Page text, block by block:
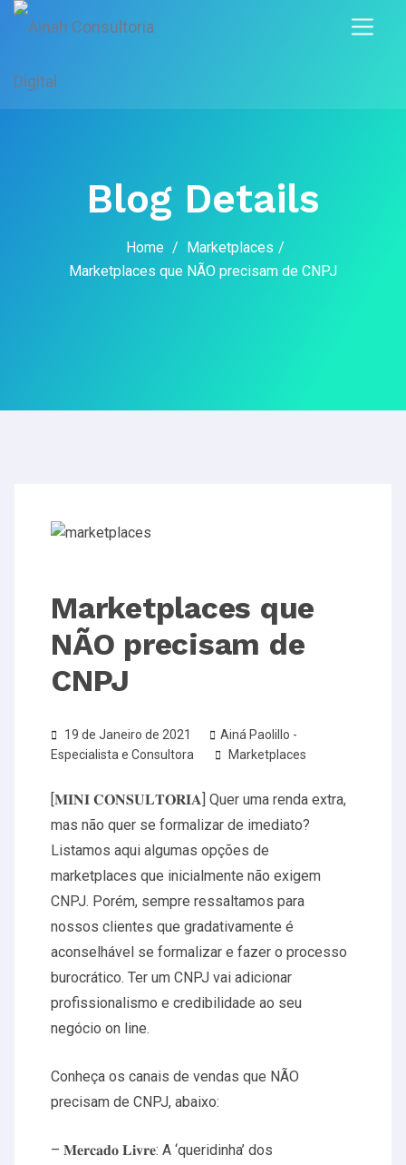
Blog Details
Home / Marketplaces /
Marketplaces que NÃO precisam de CNPJ
Marketplaces que
NÃO precisam de
CNPJ
19 de Janeiro de 2021
Ainá Paolillo -
Especialista e Consultora
Marketplaces
[𝐌𝐈𝐍𝐈 𝐂𝐎𝐍𝐒𝐔𝐋𝐓𝐎𝐑𝐈𝐀] Quer uma renda extra,
mas não quer se formalizar de imediato?
Listamos aqui algumas opções de
marketplaces que inicialmente não exigem
CNPJ. Porém, sempre ressaltamos para
nossos clientes que gradativamente é
aconselhável se formalizar e fazer o processo
burocrático. Ter um CNPJ vai adicionar
profissionalismo e credibilidade ao seu
negócio on line.
Conheça os canais de vendas que NÃO
precisam de CNPJ, abaixo:
– 𝐌𝐞𝐫𝐜𝐚𝐝𝐨 𝐋𝐢𝐯𝐫𝐞: A ‘queridinha’ dos